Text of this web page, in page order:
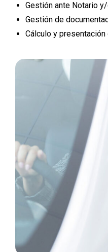
Gestión ante Notario
Gestión de
Cálculo y